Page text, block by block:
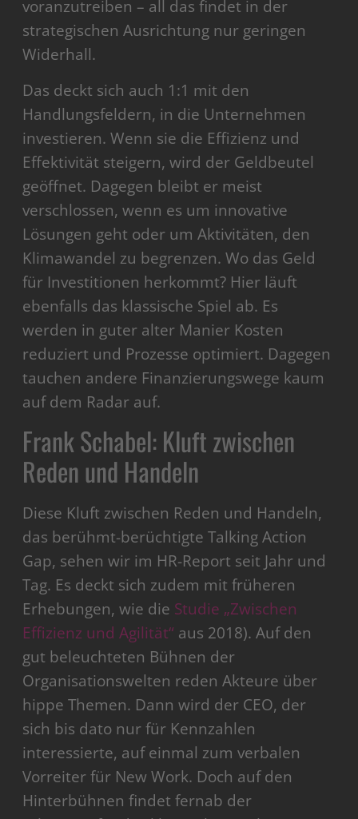
voranzutreiben – all das findet in der
strategischen Ausrichtung nur geringen
Widerhall.
Das deckt sich auch 1:1 mit den
Handlungsfeldern, in die Unternehmen
investieren. Wenn sie die Effizienz und
Effektivität steigern, wird der Geldbeutel
geöffnet. Dagegen bleibt er meist
verschlossen, wenn es um innovative
Lösungen geht oder um Aktivitäten, den
Klimawandel zu begrenzen. Wo das Geld
für Investitionen herkommt? Hier läuft
ebenfalls das klassische Spiel ab. Es
werden in guter alter Manier Kosten
reduziert und Prozesse optimiert. Dagegen
tauchen andere Finanzierungswege kaum
auf dem Radar auf.
Frank Schabel: Kluft zwischen
Reden und Handeln
Diese Kluft zwischen Reden und Handeln,
das berühmt-berüchtigte Talking Action
Gap, sehen wir im HR-Report seit Jahr und
Tag. Es deckt sich zudem mit früheren
Erhebungen, wie die Studie „Zwischen
Effizienz und Agilität“ aus 2018). Auf den
gut beleuchteten Bühnen der
Organisationswelten reden Akteure über
hippe Themen. Dann wird der CEO, der
sich bis dato nur für Kennzahlen
interessierte, auf einmal zum verbalen
Vorreiter für New Work. Doch auf den
Hinterbühnen findet fernab der